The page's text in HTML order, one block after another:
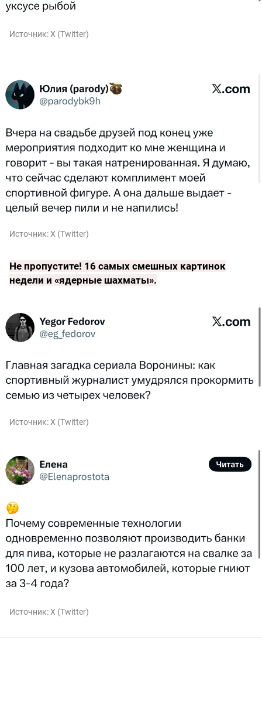
Источник:X (Twitter)
Источник:X (Twitter)
Не пропустите! 16 самых смешных картинок
недели и «ядерные шахматы».
Источник:X (Twitter)
Источник:X (Twitter)